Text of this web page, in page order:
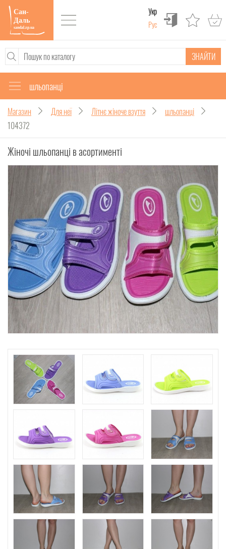
Укр
Рус
ЗНАЙТИ
шльопанці
Магазин Для неї Літнє жіноче взуття
шльопанці
104372
Жіночі шльопанці в асортименті